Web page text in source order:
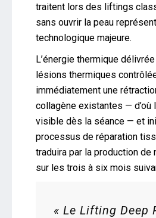
traitent lors des liftings
sans ouvrir la peau
technologique majeure.
L’énergie thermique
lésions thermiques
immédiatement une
collagène existantes — d’où
visible dès la séance — et
processus de réparation
traduira par la production de
sur les trois à six mois
« Le Lifting Deep